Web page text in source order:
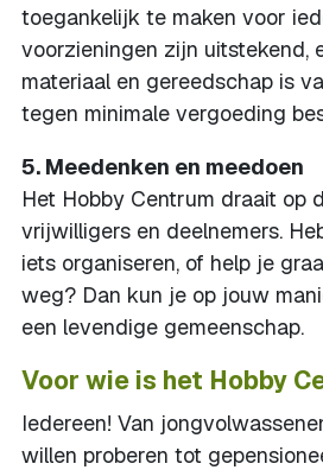
toegankelijk te maken voor
voorzieningen zijn uitstekend,
materiaal en gereedschap is
tegen minimale vergoeding
5. Meedenken en meedoen
Het Hobby Centrum draait op
vrijwilligers en deelnemers.
iets organiseren, of help je
weg? Dan kun je op jouw
een levendige gemeenschap.
Voor wie is het Hobby
Iedereen! Van
willen proberen tot